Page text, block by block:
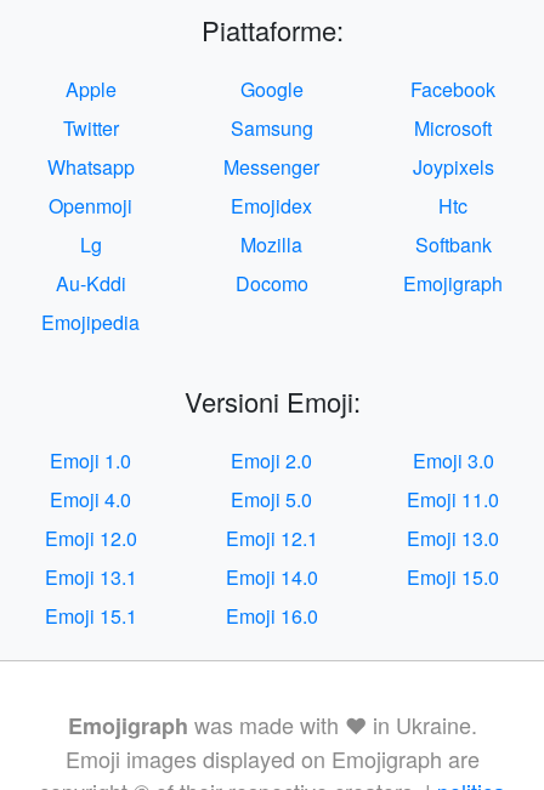
Piattaforme:
Apple Google
Facebook
Twitter
Samsung
Microsoft
Whatsapp
Messenger
Joypixels
Openmoji
Emojidex
Htc
Lg
Mozilla
Softbank
Au-Kddi
Docomo
Emojigraph
Emojipedia
Versioni Emoji:
Emoji 1.0 Emoji 2.0
Emoji 3.0
Emoji 4.0
Emoji 5.0
Emoji 11.0
Emoji 12.0
Emoji 12.1
Emoji 13.0
Emoji 13.1
Emoji 14.0
Emoji 15.0
Emoji 15.1
Emoji 16.0
Emojigraph was made with ❤️ in Ukraine.
Emoji images displayed on Emojigraph are